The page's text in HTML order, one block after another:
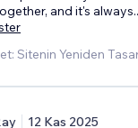
and it's always
Sitenin Yeniden
12 Kas 2025